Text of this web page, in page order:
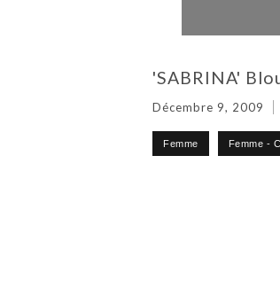
'SABRINA'
Décembre 9, 2009